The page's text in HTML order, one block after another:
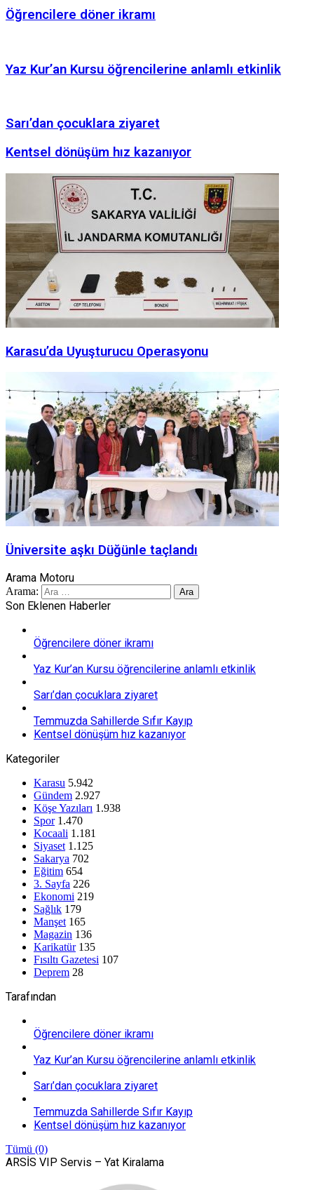
Öğrencilere döner ikramı
Yaz Kur’an Kursu öğrencilerine anlamlı etkinlik
Sarı’dan çocuklara ziyaret
Kentsel dönüşüm hız kazanıyor
Karasu’da Uyuşturucu Operasyonu
Üniversite aşkı Düğünle taçlandı
Arama Motoru
Arama:
Son Eklenen Haberler
Öğrencilere döner ikramı
Yaz Kur’an Kursu öğrencilerine anlamlı etkinlik
Sarı’dan çocuklara ziyaret
Temmuzda Sahillerde Sıfır Kayıp
Kentsel dönüşüm hız kazanıyor
Kategoriler
Karasu 5.942
Gündem 2.927
Köşe Yazıları 1.938
Spor 1.470
Kocaali 1.181
Siyaset 1.125
Sakarya 702
Eğitim 654
3. Sayfa 226
Ekonomi 219
Sağlık 179
Manşet 165
Magazin 136
Karikatür 135
Fısıltı Gazetesi 107
Deprem 28
Tarafından
Öğrencilere döner ikramı
Yaz Kur’an Kursu öğrencilerine anlamlı etkinlik
Sarı’dan çocuklara ziyaret
Temmuzda Sahillerde Sıfır Kayıp
Kentsel dönüşüm hız kazanıyor
Tümü (0)
ARSİS VIP Servis – Yat Kiralama